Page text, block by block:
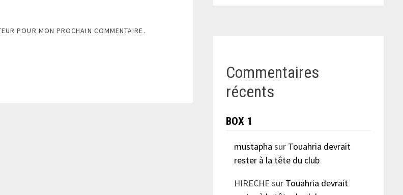
POUR MON PROCHAIN COMMENTAIRE.
Commentaires
récents
BOX 1
mustapha sur Touahria devrait
rester à la tête du club
HIRECHE sur Touahria devrait